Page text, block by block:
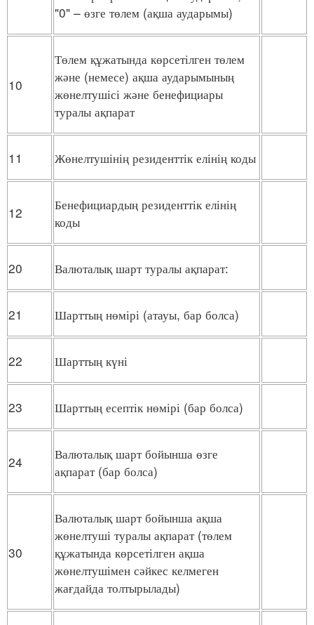
"0" – өзге төлем (ақша аударымы)
10
Төлем құжатында көрсетілген төлем
және (немесе) ақша аударымының
жөнелтушісі және бенефициары
туралы ақпарат
11 Жөнелтушінің резиденттік елінің коды
12
Бенефициардың резиденттік елінің
коды
20 Валюталық шарт туралы ақпарат:
21 Шарттың нөмірі (атауы, бар болса)
22 Шарттың күні
23 Шарттың есептік нөмірі (бар болса)
24
Валюталық шарт бойынша өзге
ақпарат (бар болса)
30
Валюталық шарт бойынша ақша
жөнелтуші туралы ақпарат (төлем
құжатында көрсетілген ақша
жөнелтушімен сәйкес келмеген
жағдайда толтырылады)